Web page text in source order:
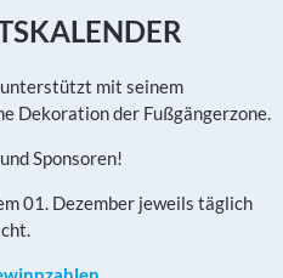
mit seinem
Dekoration der Fußgängerzone.
Sponsoren!
01. Dezember jeweils täglich